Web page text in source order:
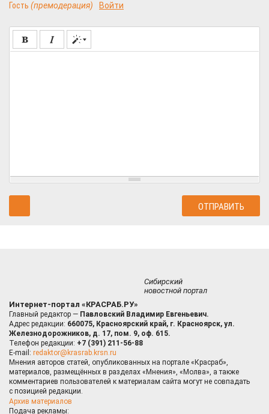
Гость (премодерация) Войти
Сибирский
новостной портал
Интернет-портал «КРАСРАБ.РУ»
Главный редактор — Павловский Владимир Евгеньевич.
Адрес редакции: 660075, Красноярский край, г. Красноярск, ул.
Железнодорожников, д. 17, пом. 9, оф. 615.
Телефон редакции: +7 (391) 211-56-88
E-mail: redaktor@krasrab.krsn.ru
Мнения авторов статей, опубликованных на портале «Красраб»,
материалов, размещённых в разделах «Мнения», «Молва», а также
комментариев пользователей к материалам сайта могут не совпадать
с позицией редакции.
Архив материалов
Подача рекламы: